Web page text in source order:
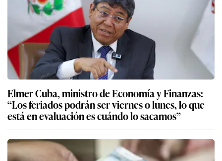
Elmer Cuba, ministro de Economía y Finanzas:
“Los feriados podrán ser viernes o lunes, lo que
está en evaluación es cuándo lo sacamos”